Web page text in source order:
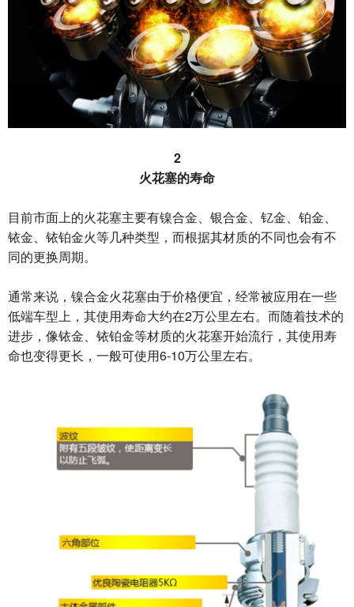
2
火花塞的寿命
目前市面上的火花塞主要有镍合金、银合金、钇金、铂金、
铱金、铱铂金火等几种类型，而根据其材质的不同也会有不
同的更换周期。
通常来说，镍合金火花塞由于价格便宜，经常被应用在一些
低端车型上，其使用寿命大约在2万公里左右。而随着技术的
进步，像铱金、铱铂金等材质的火花塞开始流行，其使用寿
命也变得更长，一般可使用6-10万公里左右。